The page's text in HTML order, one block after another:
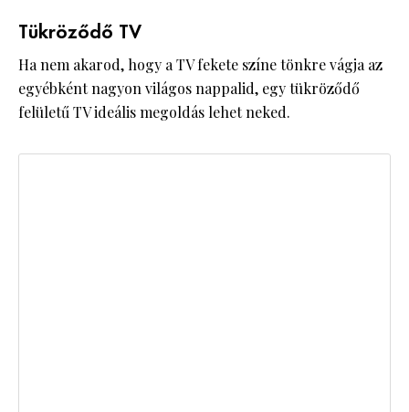
Tükröződő TV
Ha nem akarod, hogy a TV fekete színe tönkre vágja az
egyébként nagyon világos nappalid, egy tükröződő
felületű TV ideális megoldás lehet neked.